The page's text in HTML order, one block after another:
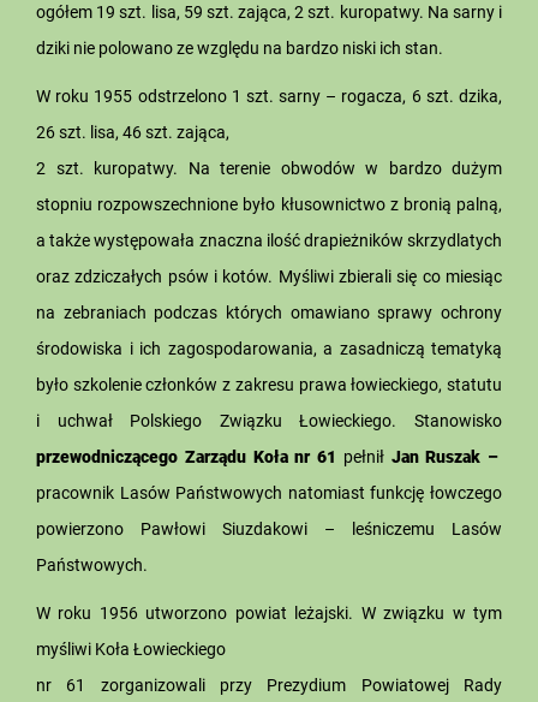
ogółem 19 szt. lisa, 59 szt. zająca, 2 szt. kuropatwy. Na sarny i
dziki nie polowano ze względu na bardzo niski ich stan.
W roku 1955 odstrzelono 1 szt. sarny – rogacza, 6 szt. dzika,
26 szt. lisa, 46 szt. zająca,
2 szt. kuropatwy. Na terenie obwodów w bardzo dużym
stopniu rozpowszechnione było kłusownictwo z bronią palną,
a także występowała znaczna ilość drapieżników skrzydlatych
oraz zdziczałych psów i kotów. Myśliwi zbierali się co miesiąc
na zebraniach podczas których omawiano sprawy ochrony
środowiska i ich zagospodarowania, a zasadniczą tematyką
było szkolenie członków z zakresu prawa łowieckiego, statutu
i uchwał Polskiego Związku Łowieckiego. Stanowisko
przewodniczącego Zarządu Koła nr 61 pełniłJan Ruszak –
pracownik Lasów Państwowych natomiast funkcję łowczego
powierzono Pawłowi Siuzdakowi – leśniczemu Lasów
Państwowych.
W roku 1956 utworzono powiat leżajski. W związku w tym
myśliwi Koła Łowieckiego
nr 61 zorganizowali przy Prezydium Powiatowej Rady